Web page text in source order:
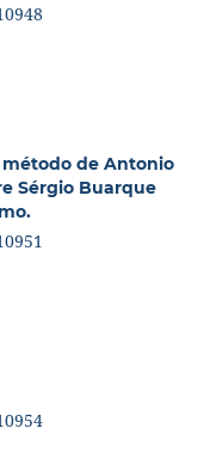
método de Antonio
Sérgio Buarque